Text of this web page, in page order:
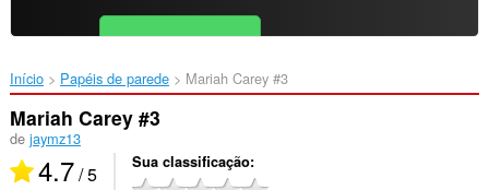
Baixar o Opera Free for Android
Início Papéis de parede Mariah Carey #3‎
Mariah Carey #3
de jaymz13
4.7/ 5 Sua classificação